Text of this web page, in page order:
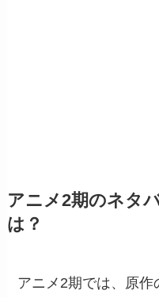
アニメ2期のネタ
は？
アニメ2期では、原